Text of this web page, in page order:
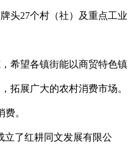
头27个村（社）及重点工业
希望各镇街能以商贸特色镇
拓展广大的农村消费市场。
。
立了红耕同文发展有限公